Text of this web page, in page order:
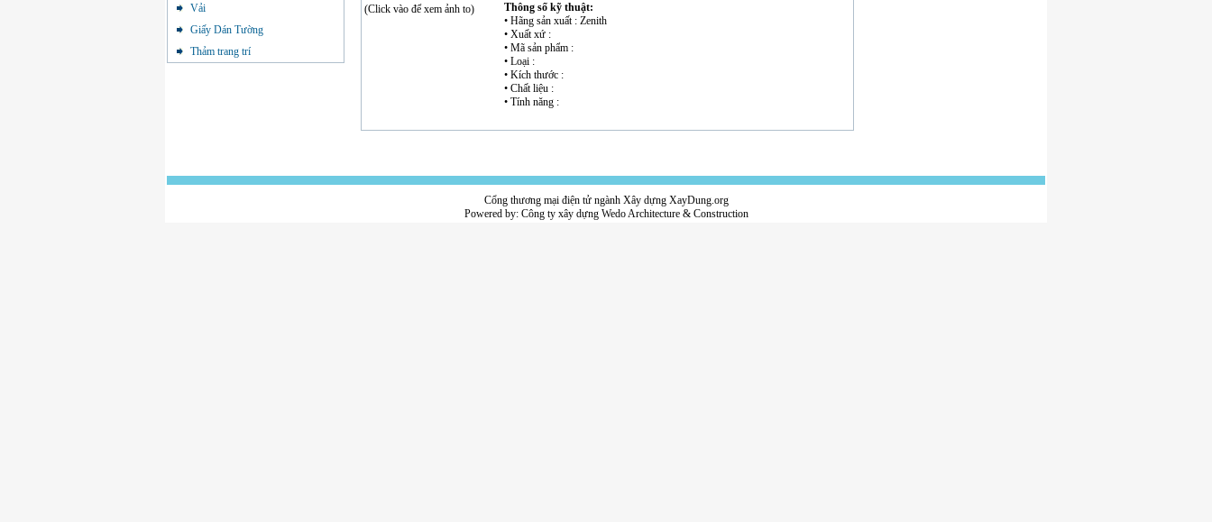
Vải
Giấy Dán Tường
Thảm trang trí
(Click vào để xem ảnh to)
Thông số kỹ thuật:
• Hãng sản xuất : Zenith
• Xuất xứ :
• Mã sản phẩm :
• Loại :
• Kích thước :
• Chất liệu :
• Tính năng :
Cổng thương mại điện tử ngành Xây dựng XayDung.org
Powered by: Công ty xây dựngWedo Architecture & Construction